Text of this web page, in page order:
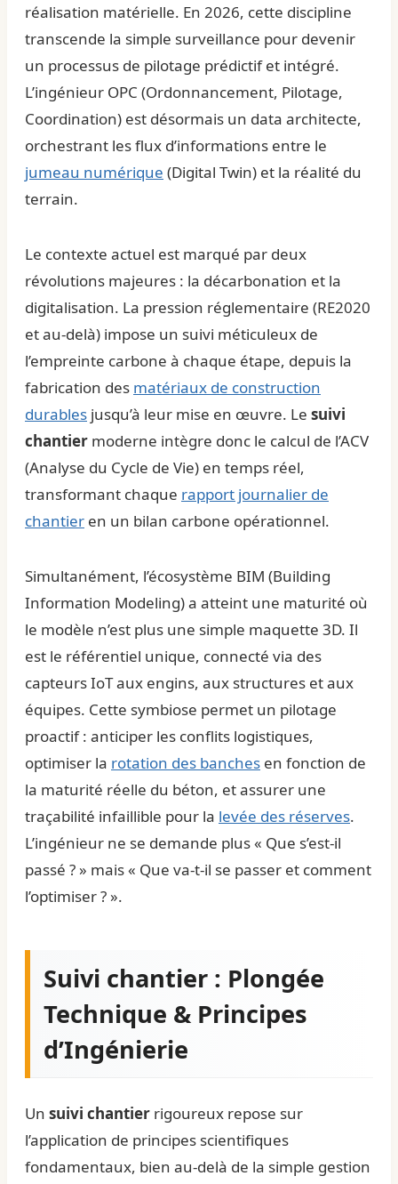
réalisation matérielle. En 2026, cette discipline
transcende la simple surveillance pour devenir
un processus de pilotage prédictif et intégré.
L’ingénieur OPC (Ordonnancement, Pilotage,
Coordination) est désormais un data architecte,
orchestrant les flux d’informations entre le
jumeau numérique (Digital Twin) et la réalité du
terrain.
Le contexte actuel est marqué par deux
révolutions majeures : la décarbonation et la
digitalisation. La pression réglementaire (RE2020
et au-delà) impose un suivi méticuleux de
l’empreinte carbone à chaque étape, depuis la
fabrication des matériaux de construction
durables jusqu’à leur mise en œuvre. Le suivi
chantier moderne intègre donc le calcul de l’ACV
(Analyse du Cycle de Vie) en temps réel,
transformant chaque rapport journalier de
chantier en un bilan carbone opérationnel.
Simultanément, l’écosystème BIM (Building
Information Modeling) a atteint une maturité où
le modèle n’est plus une simple maquette 3D. Il
est le référentiel unique, connecté via des
capteurs IoT aux engins, aux structures et aux
équipes. Cette symbiose permet un pilotage
proactif : anticiper les conflits logistiques,
optimiser la rotation des banches en fonction de
la maturité réelle du béton, et assurer une
traçabilité infaillible pour la levée des réserves.
L’ingénieur ne se demande plus « Que s’est-il
passé ? » mais « Que va-t-il se passer et comment
l’optimiser ? ».
Suivi chantier : Plongée
Technique & Principes
d’Ingénierie
Un suivi chantier rigoureux repose sur
l’application de principes scientifiques
fondamentaux, bien au-delà de la simple gestion